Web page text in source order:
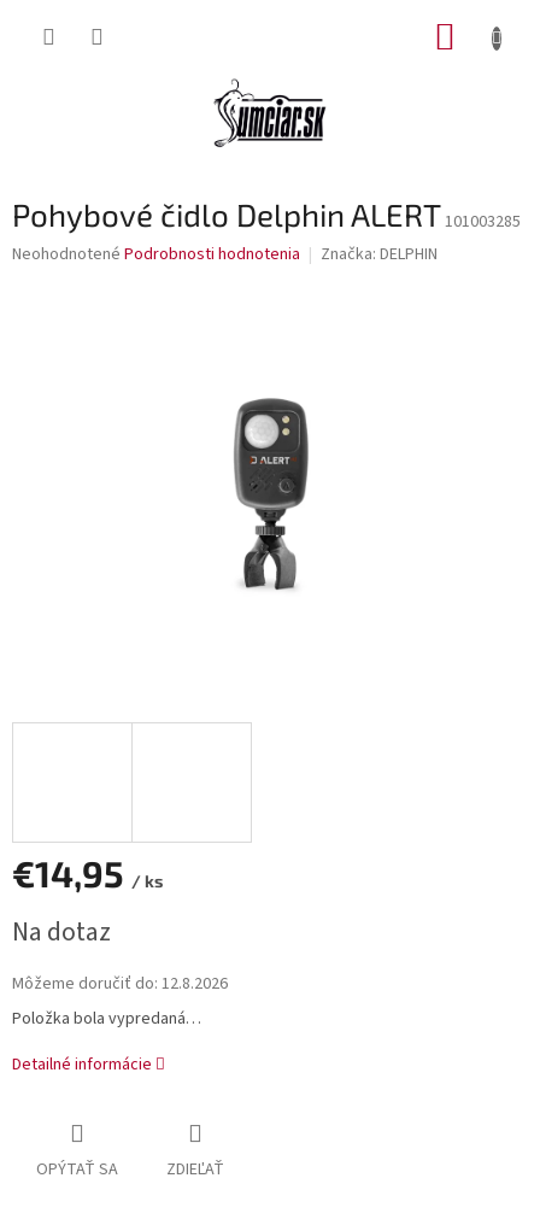
Pohybové čidlo Delphin ALERT101003285
Priemerné
Neohodnotené Podrobnosti hodnotenia Značka: DELPHIN
€14,95 / ks
cena:
Na dotaz
Môžeme doručiť do: 12.8.2026
Položka bola vypredaná…
Detailné informácie
OPÝTAŤ SA ZDIEĽAŤ